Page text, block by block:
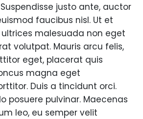
justo ante, auctor
faucibus nisl. Ut et
ultrices malesuada non eget
volutpat. Mauris arcu felis,
eget, placerat quis
magna eget
Duis a tincidunt orci.
posuere pulvinar. Maecenas
leo, eu semper velit